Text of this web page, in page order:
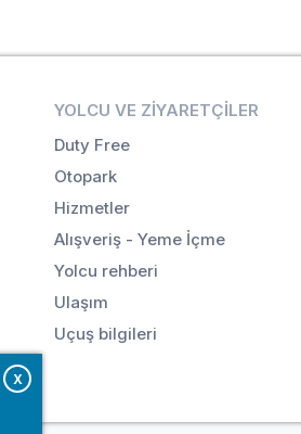
X
YOLCU VE ZIYARETÇILER
Duty Free
Otopark
Hizmetler
Alışveriş - Yeme İçme
Yolcu rehberi
Ulaşım
Uçuş bilgileri